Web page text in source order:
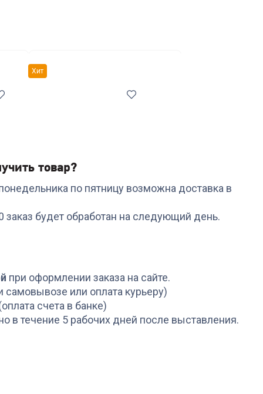
Хит
Код:6878983
Кастрюля RONDELL RD-
1591 с/кр 18 см 2,0 л
2 999
Код: 6503465
Набор ножей
RD-1130 Urban
товар?
по пятницу возможна доставка в
заказ будет обработан на следующий день.
при оформлении заказа на сайте.
самовывозе или оплата курьеру)
счета в банке)
в течение 5 рабочих дней после выставления.